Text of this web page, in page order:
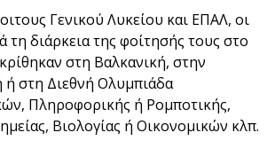
Γενικού Λυκείου και ΕΠΑΛ, οι
τη διάρκεια της φοίτησής τους στο
στη Βαλκανική, στην
ή στη Διεθνή Ολυμπιάδα
Πληροφορικής ή Ρομποτικής,
Βιολογίας ή Οικονομικών κλπ.